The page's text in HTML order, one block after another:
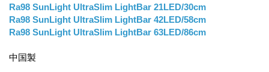
Ra98 SunLight UltraSlim LightBar 21LED/30cm
Ra98 SunLight UltraSlim LightBar 42LED/58cm
Ra98 SunLight UltraSlim LightBar 63LED/86cm
中国製